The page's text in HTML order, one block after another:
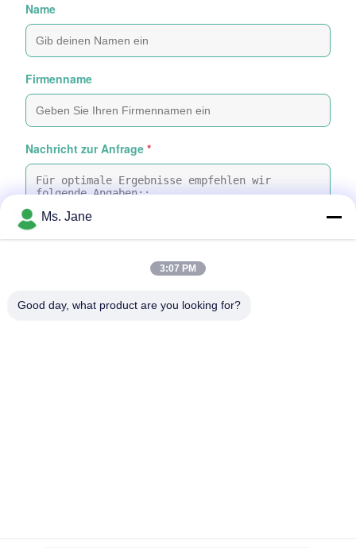
Name
Firmenname
Nachricht zur Anfrage *
Wählen Sie Dateien aus
Ms. Jane
3:07 PM
Good day, what product are you looking for?